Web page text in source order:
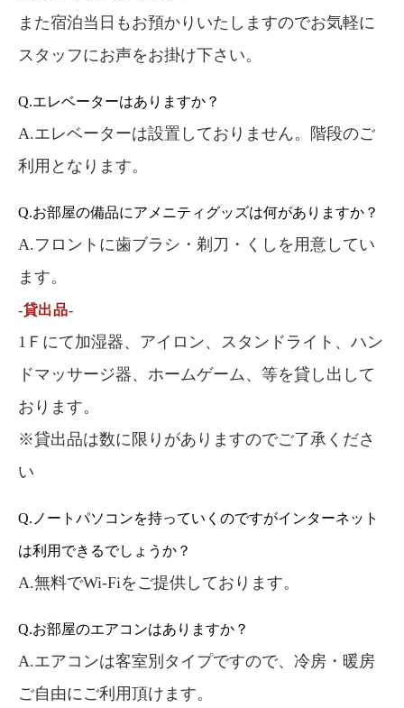
また宿泊当日もお預かりいたしますのでお気軽に
スタッフにお声をお掛け下さい。
Q.エレベーターはありますか？
A.エレベーターは設置しておりません。階段のご
利用となります。
Q.お部屋の備品にアメニティグッズは何がありますか？
A.フロントに歯ブラシ・剃刀・くしを用意してい
ます。
-貸出品-
1Ｆにて加湿器、アイロン、スタンドライト、ハン
ドマッサージ器、ホームゲーム、等を貸し出して
おります。
※貸出品は数に限りがありますのでご了承くださ
い
Q.ノートパソコンを持っていくのですがインターネット
は利用できるでしょうか？
A.無料でWi-Fiをご提供しております。
Q.お部屋のエアコンはありますか？
A.エアコンは客室別タイプですので、冷房・暖房
ご自由にご利用頂けます。